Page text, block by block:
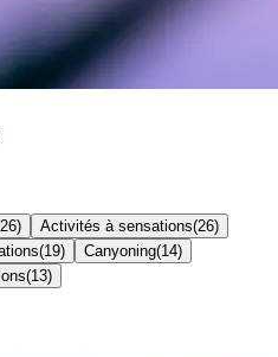
26) Activités à sensations(26)
(19) Canyoning(14)
(13)